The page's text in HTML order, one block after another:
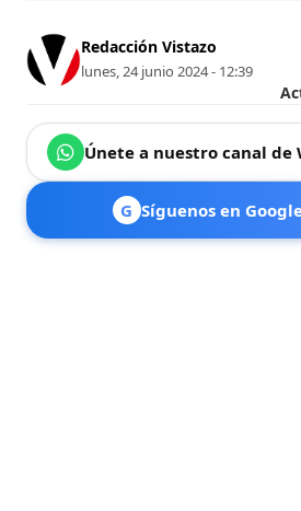
Redacción Vistazo
lunes, 24 junio 2024 - 12:39
Únete a nuestro canal de
G Síguenos en